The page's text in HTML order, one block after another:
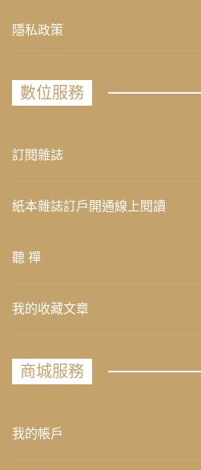
隱私政策
數位服務
訂閱雜誌
紙本雜誌訂戶開通線上閱讀
聽 禪
我的收藏文章
商城服務
我的帳戶